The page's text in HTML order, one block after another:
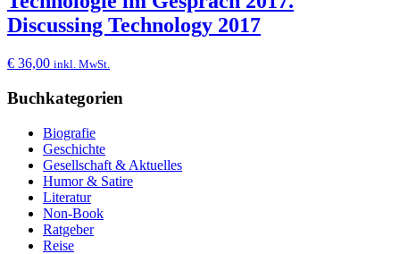
Discussing Technology 2017
€ 36,00 inkl. MwSt.
Buchkategorien
Biografie
Geschichte
Gesellschaft & Aktuelles
Humor & Satire
Literatur
Non-Book
Ratgeber
Reise